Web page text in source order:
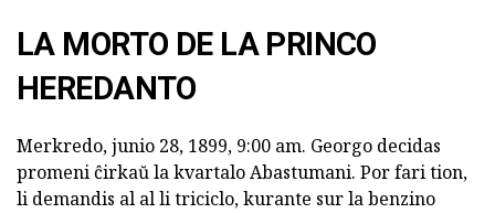
LA MORTO DE LA PRINCO
HEREDANTO
Merkredo, junio 28, 1899, 9:00 am. Georgo decidas
promeni ĉirkaŭ la kvartalo Abastumani. Por fari tion,
li demandis al al li triciclo, kurante sur la benzino